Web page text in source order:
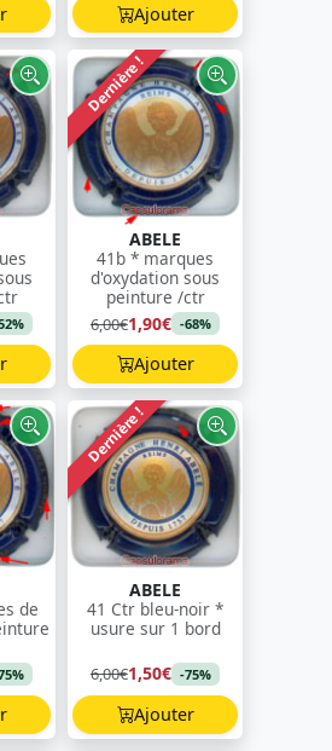
Ajouter
Dernière !
ABELE
41b * marques
d'oxydation sous
peinture /ctr
6,00€1,90€ -68%
Ajouter
de
Dernière !
ABELE
41 Ctr bleu-noir *
usure sur 1 bord
6,00€1,50€ -75%
Ajouter